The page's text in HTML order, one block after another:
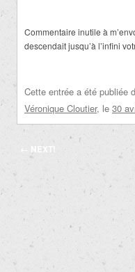
Commentaire inutile à
descendait jusqu’à l’infini
Cette entrée a été publiée
Véronique Cloutier, le 30
Navigation
articles
← NEXT!